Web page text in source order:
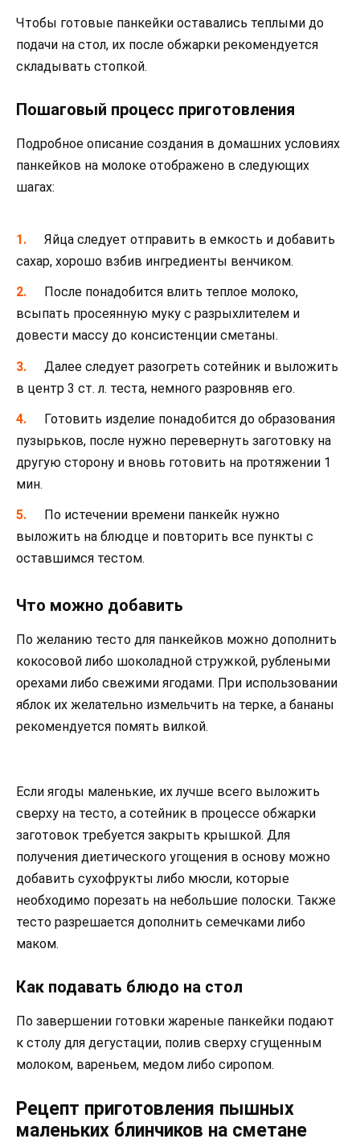
Чтобы готовые панкейки оставались теплыми до
подачи на стол, их после обжарки рекомендуется
складывать стопкой.
Пошаговый процесс приготовления
Подробное описание создания в домашних условиях
панкейков на молоке отображено в следующих
шагах:
Яйца следует отправить в емкость и добавить
сахар, хорошо взбив ингредиенты венчиком.
После понадобится влить теплое молоко,
всыпать просеянную муку с разрыхлителем и
довести массу до консистенции сметаны.
Далее следует разогреть сотейник и выложить
в центр 3 ст. л. теста, немного разровняв его.
Готовить изделие понадобится до образования
пузырьков, после нужно перевернуть заготовку на
другую сторону и вновь готовить на протяжении 1
мин.
По истечении времени панкейк нужно
выложить на блюдце и повторить все пункты с
оставшимся тестом.
Что можно добавить
По желанию тесто для панкейков можно дополнить
кокосовой либо шоколадной стружкой, рублеными
орехами либо свежими ягодами. При использовании
яблок их желательно измельчить на терке, а бананы
рекомендуется помять вилкой.
Если ягоды маленькие, их лучше всего выложить
сверху на тесто, а сотейник в процессе обжарки
заготовок требуется закрыть крышкой. Для
получения диетического угощения в основу можно
добавить сухофрукты либо мюсли, которые
необходимо порезать на небольшие полоски. Также
тесто разрешается дополнить семечками либо
маком.
Как подавать блюдо на стол
По завершении готовки жареные панкейки подают
к столу для дегустации, полив сверху сгущенным
молоком, вареньем, медом либо сиропом.
Рецепт приготовления пышных
маленьких блинчиков на сметане